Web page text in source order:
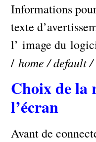
Informations
texte
l’ image du
/home / default /
Choix de la
l’écran
Avant de